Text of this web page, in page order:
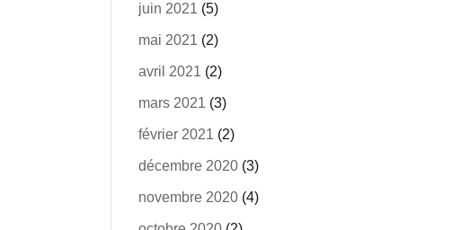
juin 2021 (5)
mai 2021 (2)
avril 2021 (2)
mars 2021 (3)
février 2021 (2)
décembre 2020(3)
novembre 2020(4)